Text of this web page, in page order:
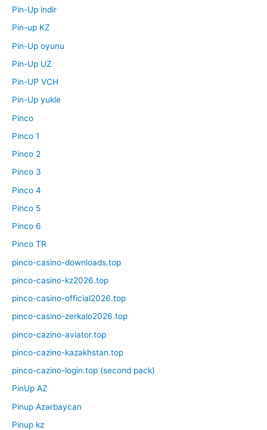
Pin-Up indir
Pin-up KZ
Pin-Up oyunu
Pin-Up UZ
Pin-UP VCH
Pin-Up yukle
Pinco
Pinco 1
Pinco 2
Pinco 3
Pinco 4
Pinco 5
Pinco 6
Pinco TR
pinco-casino-downloads.top
pinco-casino-kz2026.top
pinco-casino-official2026.top
pinco-casino-zerkalo2026.top
pinco-cazino-aviator.top
pinco-cazino-kazakhstan.top
pinco-cazino-login.top (second pack)
PinUp AZ
Pinup Azərbaycan
Pinup kz